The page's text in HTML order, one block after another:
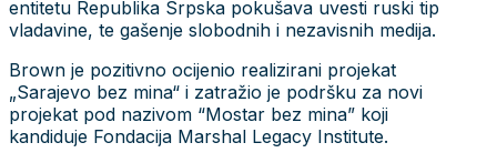
entitetu Republika Srpska pokušava uvesti ruski tip
vladavine, te gašenje slobodnih i nezavisnih medija.
Brown je pozitivno ocijenio realizirani projekat
„Sarajevo bez mina“ i zatražio je podršku za novi
projekat pod nazivom “Mostar bez mina” koji
kandiduje Fondacija Marshal Legacy Institute.